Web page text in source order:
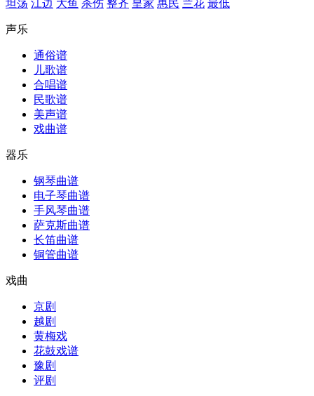
坦荡 江边 大鱼 杀伤 整齐 皇家 惠民 兰花 最低
声乐
通俗谱
儿歌谱
合唱谱
民歌谱
美声谱
戏曲谱
器乐
钢琴曲谱
电子琴曲谱
手风琴曲谱
萨克斯曲谱
长笛曲谱
铜管曲谱
戏曲
京剧
越剧
黄梅戏
花鼓戏谱
豫剧
评剧